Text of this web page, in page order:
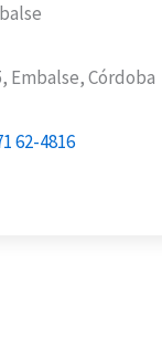
Embalse, Córdoba
62-4816